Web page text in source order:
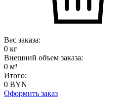
Вес заказа:
0 кг
Внешний объем заказа:
0 м³
Итого:
0 BYN
Оформить заказ